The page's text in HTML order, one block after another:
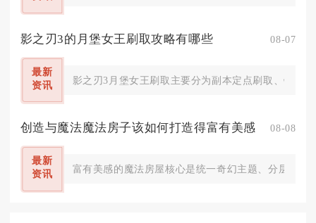
影之刃3的月堡女王刷取攻略有哪些 08-07
最新
资讯
影之刃3月堡女王刷取主要分为副本定点刷取、锻造
创造与魔法魔法房子该如何打造得富有美感 08-08
最新
资讯
富有美感的魔法房屋核心是统一奇幻主题、分层几